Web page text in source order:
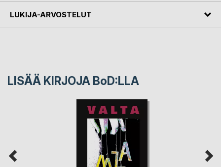
LUKIJA-ARVOSTELUT
LISÄÄ KIRJOJA BoD:LLA